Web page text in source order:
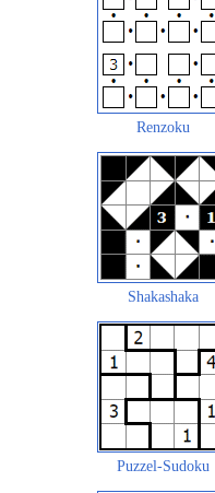
Renzoku
Shakashaka
Puzzel-Sudoku